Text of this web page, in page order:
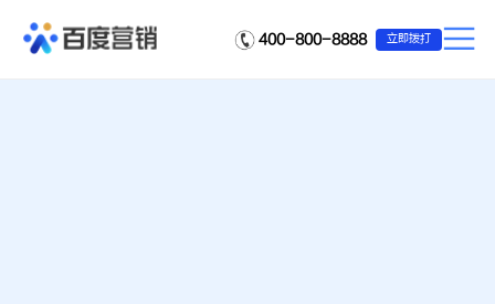
400-800-8888 立即拨打